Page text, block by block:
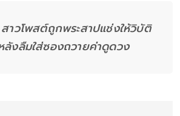
าวโพสต์ถูกพระสาปแช่งให้วิบัติ
ลังลืมใส่ซองถวายค่าดูดวง